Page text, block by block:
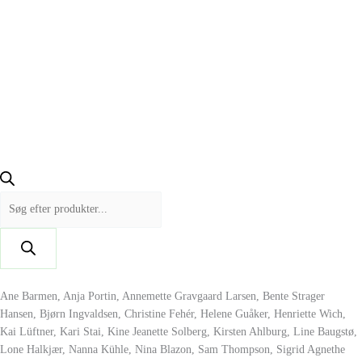
Ane Barmen, Anja Portin, Annemette Gravgaard Larsen, Bente Strager
Hansen, Bjørn Ingvaldsen, Christine Fehér, Helene Guåker, Henriette Wich,
Kai Lüftner, Kari Stai, Kine Jeanette Solberg, Kirsten Ahlburg, Line Baugstø,
Lone Halkjær, Nanna Kühle, Nina Blazon, Sam Thompson, Sigrid Agnethe